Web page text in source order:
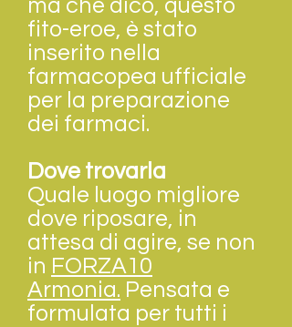
ma che dico, questo
fito-eroe, è stato
inserito nella
farmacopea ufficiale
per la preparazione
dei farmaci.
Dove trovarla
Quale luogo migliore
dove riposare, in
attesa di agire, se non
in FORZA10
Armonia. Pensata e
formulata per tutti i